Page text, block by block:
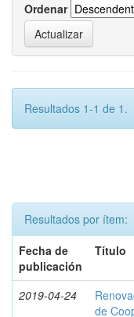
Ordenar
Resultados 1-1 de 1.
Resultados por ítem:
Fecha de
publicación
Título
2019-04-24
de